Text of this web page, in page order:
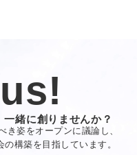
緒に創りませんか？
き姿をオープンに議論し、
構築を目指しています。